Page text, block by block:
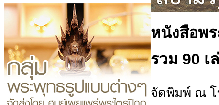
หนังสือพ
รวม 90
จัดพิมพ์ ณ โ